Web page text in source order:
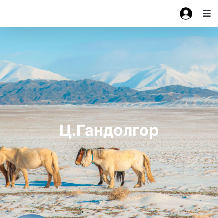
Ц.Гандолгор